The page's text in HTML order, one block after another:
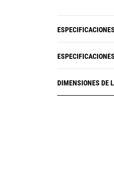
DIMENSIONES DE